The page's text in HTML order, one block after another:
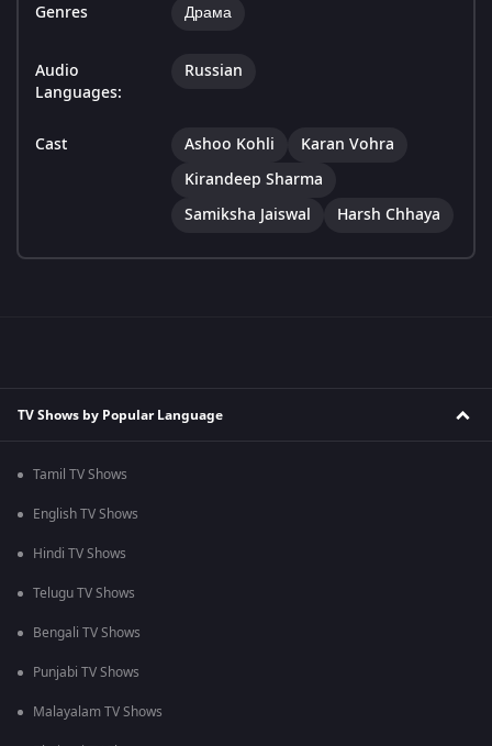
Genres Драма
Audio
Languages:
Russian
Cast Ashoo Kohli
Karan Vohra
Kirandeep Sharma
Samiksha Jaiswal
Harsh Chhaya
TV Shows by Popular Language
Tamil TV Shows
English TV Shows
Hindi TV Shows
Telugu TV Shows
Bengali TV Shows
Punjabi TV Shows
Malayalam TV Shows